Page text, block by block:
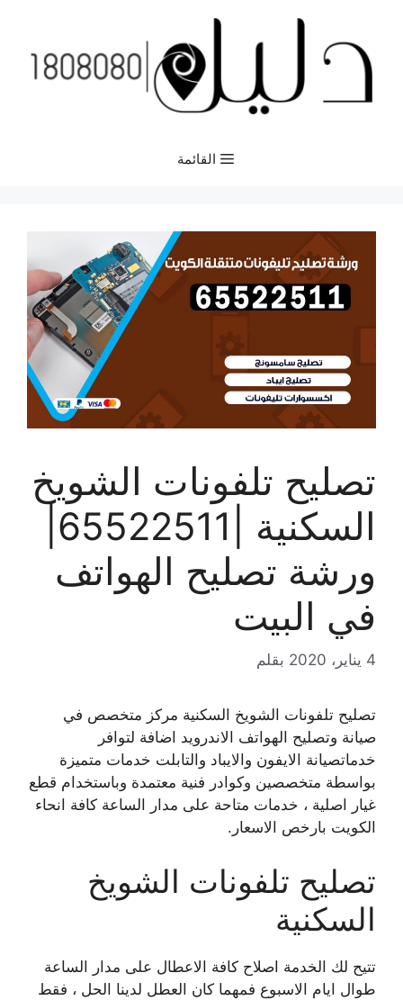
المحتوى
القائمة
تصليح تلفونات الشويخ
ورشة تصليح الهواتف
في البيت
4 يناير، 2020 بقلم
تصليح تلفونات الشويخ السكنية مركز متخصص في
صيانة وتصليح الهواتف الاندرويد اضافة لتوافر
خدماتصيانة الايفون والايباد والتابلت خدمات متميزة
بواسطة متخصصين وكوادر فنية معتمدة وباستخدام قطع
غيار اصلية ، خدمات متاحة على مدار الساعة كافة انحاء
الكويت بارخص الاسعار.
تصليح تلفونات الشويخ
السكنية
تتيح لك الخدمة اصلاح كافة الاعطال على مدار الساعة
طوال ايام الاسبوع فمهما كان العطل لدينا الحل ، فقط